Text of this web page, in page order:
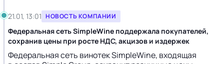
21.01, 13:01 НОВОСТЬ КОМПАНИИ
Федеральная сеть SimpleWine поддержала покупателей,
сохранив цены при росте НДС, акцизов и издержек
Федеральная сеть винотек SimpleWine, входящая